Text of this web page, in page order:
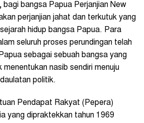
bagi bangsa Papua Perjanjian New
perjanjian jahat dan terkutuk yang
hidup bangsa Papua. Para
seluruh proses perundingan telah
sebagai sebuah bangsa yang
menentukan nasib sendiri menuju
politik.
Pendapat Rakyat (Pepera)
yang dipraktekkan tahun 1969